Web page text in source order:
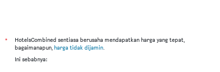
*
HotelsCombined sentiasa berusaha mendapatkan harga yang tepat,
bagaimanapun, harga tidak dijamin.
Ini sebabnya: